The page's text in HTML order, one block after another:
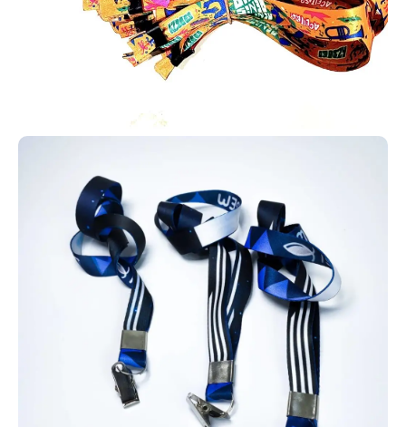
Cartão personalizado em PVC de alta qualidade
Os cartões em PVC personalizados possuem diversas
acesso e estratégias de fidelização de clientes. Em empresas,
também são usados como cartões de desconto e programas
Os cartões em PVC personalizados fabricados pela
AlternativaCard em nossa região podem contar com tecnologias
como RFID ou NFC (125 MHz ou 13,56 kHz), além de integrarem
informações como QR Codes, códigos de barras, tarjas
magnéticas ou até versões simples sem tecnologia adicional. Isso
permite uma ampla variedade de aplicações e automações.
Aproveite todas essas possibilidades e crie automações com
cartões em PVC personalizados. Entre em contato e solicite o seu
Carteirinha de estudante para escolas